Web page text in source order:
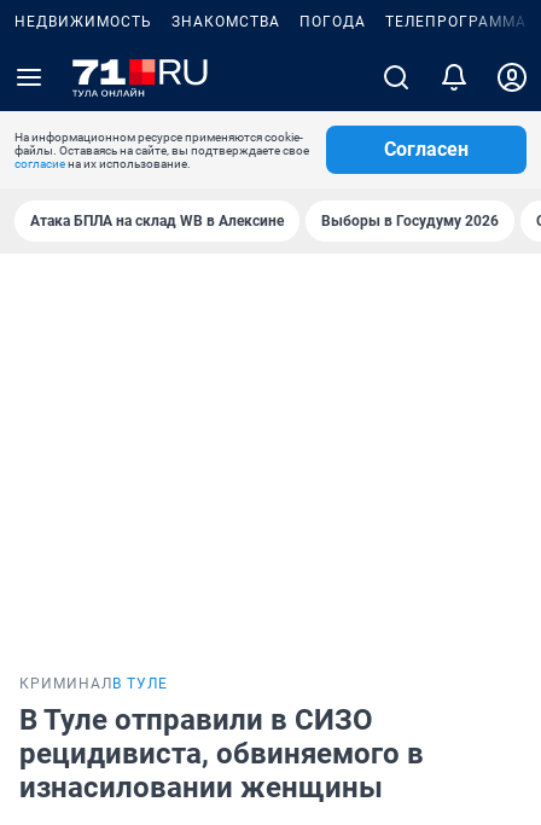
НЕДВИЖИМОСТЬ ЗНАКОМСТВА ПОГОДА ТЕЛЕПРОГРАММА
На информационном ресурсе применяются cookie-
файлы. Оставаясь на сайте, вы подтверждаете свое
согласиена их использование.
Согласен
Атака БПЛА на склад WB в Алексине Выборы в Госудуму 2026
КРИМИНАЛ В ТУЛЕ
В Туле отправили в СИЗО
рецидивиста, обвиняемого в
изнасиловании женщины